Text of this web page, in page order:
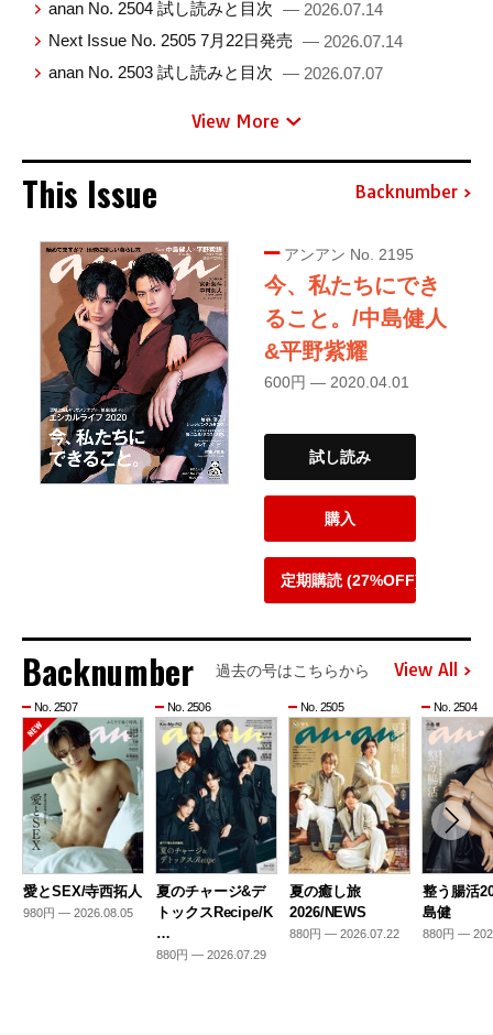
anan No. 2504 試し読みと目次 — 2026.07.14
Next Issue No. 2505 7月22日発売 — 2026.07.14
anan No. 2503 試し読みと目次 — 2026.07.07
View More
This Issue Backnumber
アンアン No. 2195
今、私たちにでき
ること。/中島健人
&平野紫耀
600円 — 2020.04.01
試し読み
購入
定期購読 (27%OFF)
Backnumber 過去の号はこちらから View All
No. 2507
愛とSEX/寺西拓人
980円 — 2026.08.05
No. 2506
夏のチャージ&デ
トックスRecipe/K
…
880円 — 2026.07.29
No. 2505
夏の癒し旅
2026/NEWS
880円 — 2026.07.22
No. 2504
整う腸活
島健
880円 —